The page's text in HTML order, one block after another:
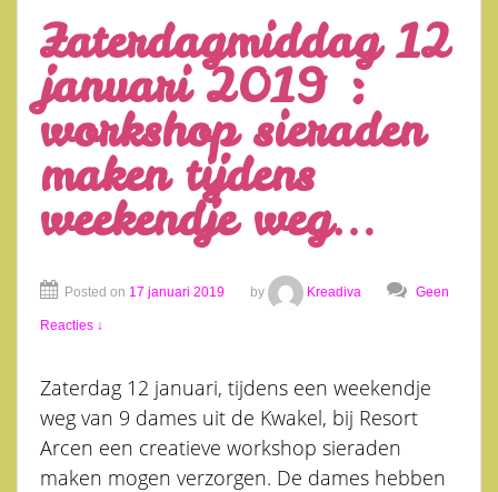
Zaterdagmiddag 12
januari 2019 :
workshop sieraden
maken tijdens
weekendje weg…
Posted on 17 januari 2019 by Kreadiva Geen
Reacties ↓
Zaterdag 12 januari, tijdens een weekendje
weg van 9 dames uit de Kwakel, bij Resort
Arcen een creatieve workshop sieraden
maken mogen verzorgen. De dames hebben